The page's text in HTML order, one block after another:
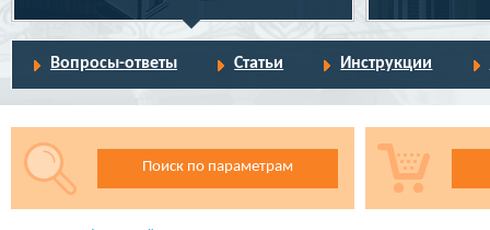
Вопросы-ответы Статьи Инструкции
Поиск по параметрам